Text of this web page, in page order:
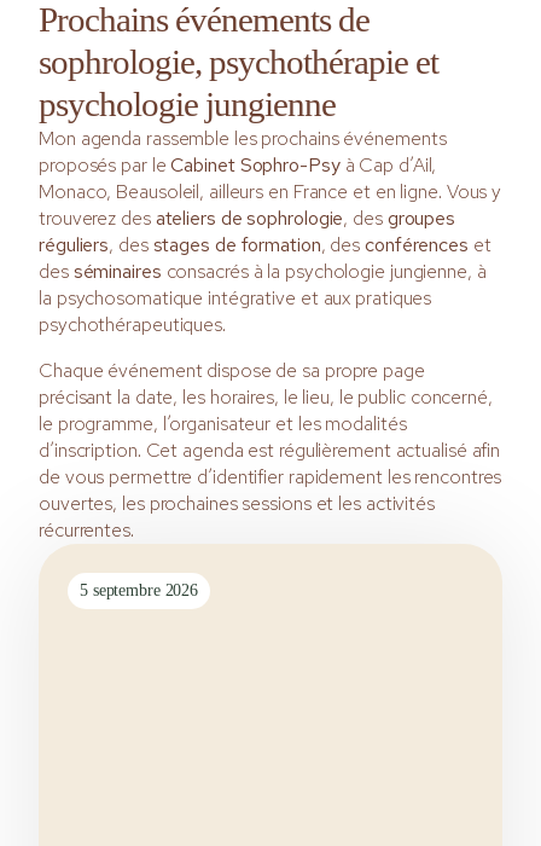
Prochains événements de
sophrologie, psychothérapie et
psychologie jungienne
Mon agenda rassemble les prochains événements
proposés par leCabinet Sophro-Psyà Cap d’Ail,
Monaco, Beausoleil, ailleurs en France et en ligne. Vous y
trouverez desateliers de sophrologie, desgroupes
réguliers, desstages de formation, desconférences et
desséminaires consacrés à la psychologie jungienne, à
la psychosomatique intégrative et aux pratiques
psychothérapeutiques.
Chaque événement dispose de sa propre page
précisant la date, les horaires, le lieu, le public concerné,
le programme, l’organisateur et les modalités
d’inscription. Cet agenda est régulièrement actualisé afin
de vous permettre d’identifier rapidement les rencontres
ouvertes, les prochaines sessions et les activités
récurrentes.
5 septembre 2026